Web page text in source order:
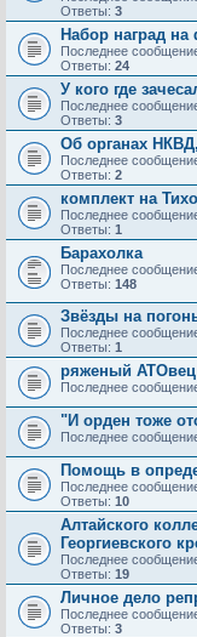
Ответы: 3
Набор наград
Последнее
Ответы: 24
У кого где
Последнее
Ответы: 3
Об органах
Последнее
Ответы: 2
комплект на
Последнее
Ответы: 1
Барахолка
Последнее
Ответы: 148
Звёзды на
Последнее
Ответы: 1
ряженый АТОвец
Последнее
"И орден тоже
Последнее
Помощь в
Последнее
Ответы: 10
Алтайского
Георгиевского
Последнее
Ответы: 19
Личное дело
Последнее
Ответы: 3